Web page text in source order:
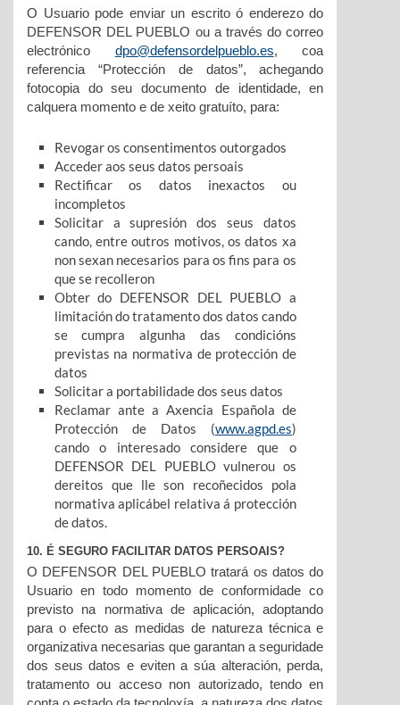
O Usuario pode enviar un escrito ó enderezo do
DEFENSOR DEL PUEBLO ou a través do correo
electrónico dpo@defensordelpueblo.es, coa
referencia “Protección de datos”, achegando
fotocopia do seu documento de identidade, en
calquera momento e de xeito gratuíto, para:
Revogar os consentimentos outorgados
Acceder aos seus datos persoais
Rectificar os datos inexactos ou
incompletos
Solicitar a supresión dos seus datos
cando, entre outros motivos, os datos xa
non sexan necesarios para os fins para os
que se recolleron
Obter do DEFENSOR DEL PUEBLO a
limitación do tratamento dos datos cando
se cumpra algunha das condicións
previstas na normativa de protección de
datos
Solicitar a portabilidade dos seus datos
Reclamar ante a Axencia Española de
Protección de Datos (www.agpd.es)
cando o interesado considere que o
DEFENSOR DEL PUEBLO vulnerou os
dereitos que lle son recoñecidos pola
normativa aplicábel relativa á protección
de datos.
10. É SEGURO FACILITAR DATOS PERSOAIS?
O DEFENSOR DEL PUEBLO tratará os datos do
Usuario en todo momento de conformidade co
previsto na normativa de aplicación, adoptando
para o efecto as medidas de natureza técnica e
organizativa necesarias que garantan a seguridade
dos seus datos e eviten a súa alteración, perda,
tratamento ou acceso non autorizado, tendo en